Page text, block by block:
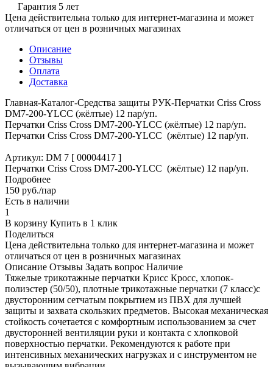
Гарантия 5 лет
Цена действительна только для интернет-магазина и может
отличаться от цен в розничных магазинах
Описание
Отзывы
Оплата
Доставка
Главная-Каталог-Средства защиты РУК-Перчатки Criss Cross
DM7-200-YLCC (жёлтые) 12 пар/уп.
Перчатки Criss Cross DM7-200-YLCC (жёлтые) 12 пар/уп.
Перчатки Criss Cross DM7-200-YLCC (жёлтые) 12 пар/уп.
Артикул: DM 7 [ 00004417 ]
Перчатки Criss Cross DM7-200-YLCC (жёлтые) 12 пар/уп.
Подробнее
150 руб./пар
Есть в наличии
1
В корзину Купить в 1 клик
Поделиться
Цена действительна только для интернет-магазина и может
отличаться от цен в розничных магазинах
Описание Отзывы Задать вопрос Наличие
Тяжелые трикотажные перчатки Крисс Кросс, хлопок-
полиэстер (50/50), плотные трикотажные перчатки (7 класс)с
двусторонним сетчатым покрытием из ПВХ для лучшей
защиты и захвата скользких предметов. Высокая механическая
стойкость сочетается с комфортным использованием за счет
двусторонней вентиляции руки и контакта с хлопковой
поверхностью перчатки. Рекомендуются к работе при
интенсивных механических нагрузках и с инструментом не